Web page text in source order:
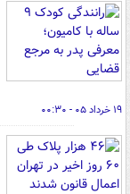
۱۹ خرداد ۰۵ - ۰۰:۳۰